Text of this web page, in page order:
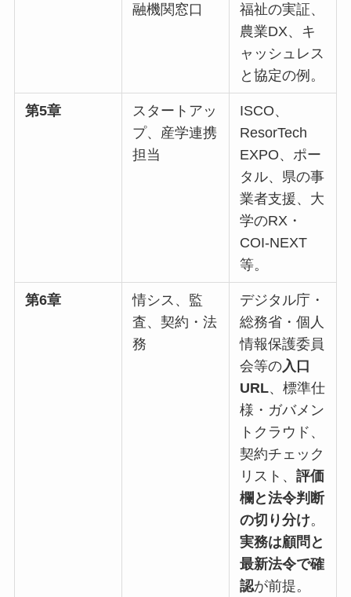
融機関窓口
福祉の実証、
農業DX、キ
ャッシュレス
と協定の例。
第5章
スタートアッ
プ、産学連携
担当
ISCO、
ResorTech
EXPO、ポー
タル、県の事
業者支援、大
学のRX・
COI-NEXT
等。
第6章
情シス、監
査、契約・法
務
デジタル庁・
総務省・個人
情報保護委員
会等の入口
URL、標準仕
様・ガバメン
トクラウド、
契約チェック
リスト、評価
欄と法令判断
の切り分け。
実務は顧問と
最新法令で確
認が前提。